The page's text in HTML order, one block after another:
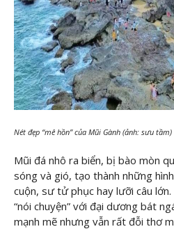
Nét đẹp “mê hồn” của Mũi Gành (ảnh: sưu tầm)
Mũi đá nhô ra biển, bị bào mòn
sóng và gió, tạo thành những
cuộn, sư tử phục hay lưỡi câu
“nói chuyện” với đại dương bát
mạnh mẽ nhưng vẫn rất đỗi thơ